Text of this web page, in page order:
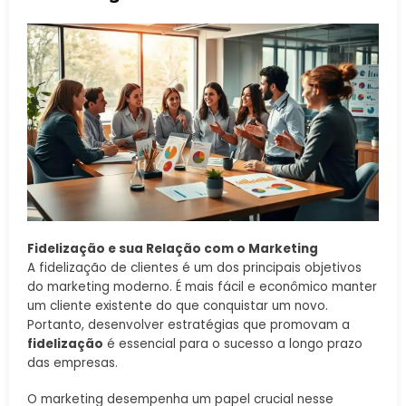
Fidelização e sua Relação com o Marketing
A fidelização de clientes é um dos principais objetivos
do marketing moderno. É mais fácil e econômico manter
um cliente existente do que conquistar um novo.
Portanto, desenvolver estratégias que promovam a
fidelização é essencial para o sucesso a longo prazo
das empresas.
O marketing desempenha um papel crucial nesse